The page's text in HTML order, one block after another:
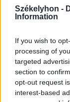
Székelyhon -
Information
If you wish to
processing of
targeted
section to
opt-out request
interest-based